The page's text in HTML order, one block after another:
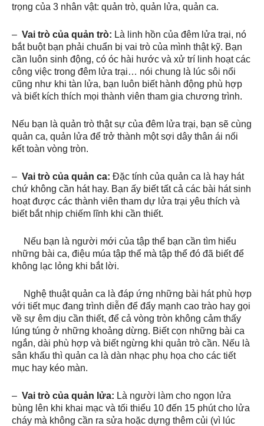
trọng của 3 nhân vật: quản trò, quản lửa, quản ca.
– Vai trò của quản trò: Là linh hồn của đêm lửa trại, nó
bắt buột bạn phải chuẩn bị vai trò của mình thật kỹ. Bạn
cần luôn sinh động, có óc hài hước và xử trí linh hoạt các
công việc trong đêm lửa trại… nói chung là lúc sôi nổi
cũng như khi tàn lửa, bạn luôn biết hành động phù hợp
và biết kích thích mọi thành viên tham gia chương trình.
Nếu bạn là quản trò thật sự của đêm lửa trại, bạn sẽ cùng
quản ca, quản lửa để trở thành một sợi dây thân ái nối
kết toàn vòng tròn.
– Vai trò của quản ca: Đặc tính của quản ca là hay hát
chứ không cần hát hay. Bạn ấy biết tất cả các bài hát sinh
hoạt được các thành viên tham dự lửa trại yêu thích và
biết bắt nhịp chiếm lĩnh khi cần thiết.
Nếu bạn là người mới của tập thể bạn cần tìm hiểu
những bài ca, điệu múa tập thể mà tập thể đó đã biết để
không lạc lỏng khi bắt lời.
Nghệ thuật quản ca là đáp ứng những bài hát phù hợp
với tiết mục đang trình diễn để đẩy mạnh cao trào hay gọi
về sự êm dịu cần thiết, để cả vòng tròn không cảm thấy
lúng túng ở những khoảng dừng. Biết cọn những bài ca
ngắn, dài phù hợp và biết ngừng khi quản trò cần. Nếu là
sân khấu thì quản ca là dàn nhạc phụ họa cho các tiết
mục hay kéo màn.
– Vai trò của quản lửa: Là người làm cho ngọn lửa
bùng lên khi khai mạc và tối thiểu 10 đến 15 phút cho lửa
cháy mà không cần ra sửa hoặc dựng thêm củi (vì lúc